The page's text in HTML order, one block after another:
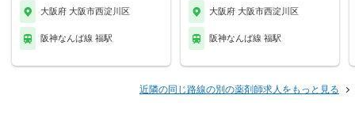
大阪府 大阪市西淀川区
阪神なんば線 福駅
大阪府 大阪市西淀川区
阪神なんば線 福駅
近隣の同じ路線の別の薬剤師求人をもっと見る